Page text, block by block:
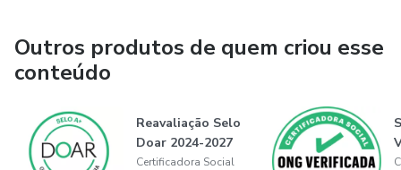
✔ Uso de selo institucional exclusivo
Saiba mais em:
https://certpessoas.fgv.br/certificadorasocial
bem-estar da comunidade.
Contribuimos desenvolvendo critérios e executando
Trabalhamos para que todas as partes interessadas –
Outros produtos de quem criou esse
conteúdo
Reavaliação Selo
Doar 2024-2027
Certificadora Social